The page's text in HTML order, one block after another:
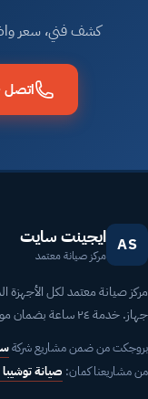
كشف فني، سعر واضح
اتصل —
AS ايجينت سايت
مركز صيانة معتمد
مركز صيانة معتمد لكل الأجهزة
جهاز. خدمة ٢٤ ساعة بضمان موثق.
بروجكت من ضمن مشاريع شركة
من مشاريعنا كمان: صيانة